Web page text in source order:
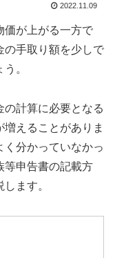
2022.11.09
価が上がる一方で
の手取り額を少しで
。
計算に必要となる
えることがありま
分かっていなかっ
等申告書の記載方
ます。